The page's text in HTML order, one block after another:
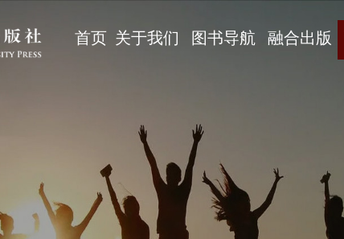
首页 关于我们 图书导航 融合出版